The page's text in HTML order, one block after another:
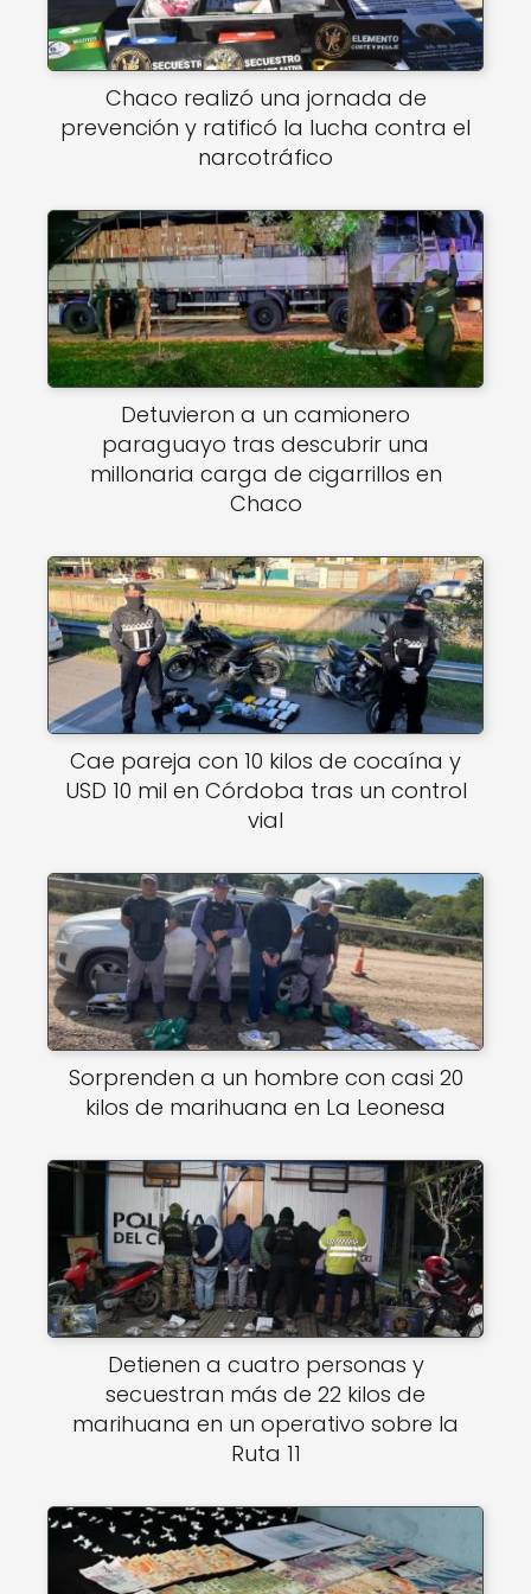
Chaco realizó una jornada de
prevención y ratificó la lucha contra el
narcotráfico
Detuvieron a un camionero
paraguayo tras descubrir una
millonaria carga de cigarrillos en
Chaco
Cae pareja con 10 kilos de cocaína y
USD 10 mil en Córdoba tras un control
vial
Sorprenden a un hombre con casi 20
kilos de marihuana en La Leonesa
Detienen a cuatro personas y
secuestran más de 22 kilos de
marihuana en un operativo sobre la
Ruta 11